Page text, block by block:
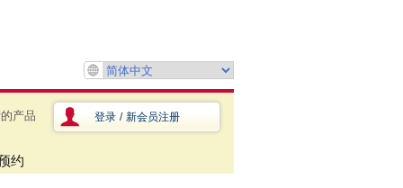
产品 登录 / 新会员注册
约